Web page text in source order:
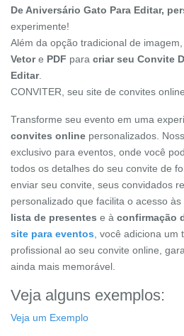
De Aniversário Gato Para Editar,
experimente!
Além da opção tradicional de
Vetore PDF para criar seu Convite
Editar.
CONVITER, seu site de convites online.
Transforme seu evento em uma
convites online personalizados.
exclusivo para eventos, onde você
todos os detalhes do seu convite de
enviar seu convite, seus convidados
personalizado que facilita o acesso
lista de presentes e à confirmação
site para eventos , você adiciona
profissional ao seu convite online,
ainda mais memorável.
Veja alguns exemplos:
Veja um Exemplo